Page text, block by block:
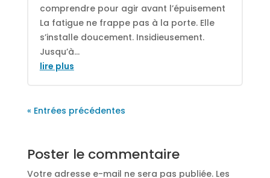
comprendre pour agir avant l’épuisement
La fatigue ne frappe pas à la porte. Elle
s’installe doucement. Insidieusement.
Jusqu’à...
lire plus
« Entrées précédentes
Poster le commentaire
Votre adresse e-mail ne sera pas publiée. Les